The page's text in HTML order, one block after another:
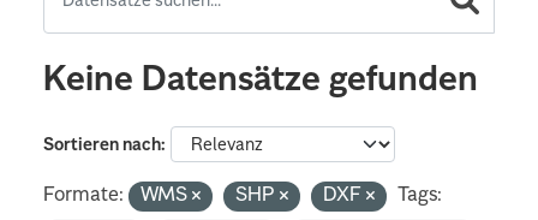
Keine Datensätze gefunden
Sortieren nach
Formate: WMS SHP DXF
Tags: